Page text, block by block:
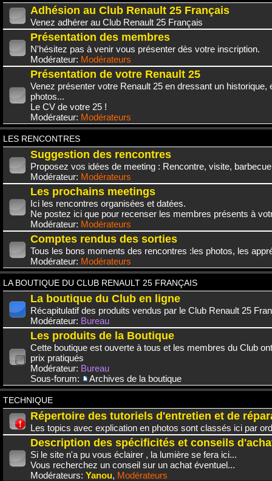
Adhésion au Club Renault 25 Français
Venez adhérer au Club Renault 25 Français
Présentation des membres
N'hésitez pas à venir vous présenter dès votre inscription.
Modérateur: Modérateurs
Présentation de votre Renault 25
Venez présenter votre Renault 25 en dressant un historique,
photos...
Le CV de votre 25 !
Modérateur: Modérateurs
LES RENCONTRES
Suggestion des rencontres
Proposez vos idées de meeting : Rencontre, visite,
Modérateur: Modérateurs
Les prochains meetings
Ici les rencontres organisées et datées.
Ne postez ici que pour recenser les membres présents à
Modérateur: Modérateurs
Comptes rendus des sorties
Tous les bons moments des rencontres :les photos, les
Modérateur: Modérateurs
LA BOUTIQUE DU CLUB RENAULT 25 FRANÇAIS
La boutique du Club en ligne
Récapitulatif des produits vendus par le Club Renault 25
Modérateur: Bureau
Les produits de la Boutique
Cette boutique est ouverte à tous et les membres du Club
prix pratiqués
Modérateur: Bureau
Sous-forum:
Archives de la boutique
TECHNIQUE
Répertoire des tutoriels d'entretien et de
Les topics avec explication en photos sont classés ici par
Description des spécificités et conseils
Si le site n'a pu vous éclairer , la lumière se fera ici...
Vous recherchez un conseil sur un achat éventuel...
Modérateurs: Yanou, Modérateurs